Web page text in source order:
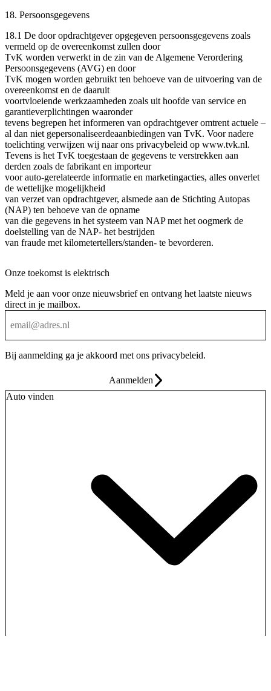
18. Persoonsgegevens
18.1 De door opdrachtgever opgegeven persoonsgegevens zoals
vermeld op de overeenkomst zullen door
TvK worden verwerkt in de zin van de Algemene Verordering
Persoonsgegevens (AVG) en door
TvK mogen worden gebruikt ten behoeve van de uitvoering van de
overeenkomst en de daaruit
voortvloeiende werkzaamheden zoals uit hoofde van service en
garantieverplichtingen waaronder
tevens begrepen het informeren van opdrachtgever omtrent actuele –
al dan niet gepersonaliseerdeaanbiedingen van TvK. Voor nadere
toelichting verwijzen wij naar ons privacybeleid op www.tvk.nl.
Tevens is het TvK toegestaan de gegevens te verstrekken aan
derden zoals de fabrikant en importeur
voor auto-gerelateerde informatie en marketingacties, alles onverlet
de wettelijke mogelijkheid
van verzet van opdrachtgever, alsmede aan de Stichting Autopas
(NAP) ten behoeve van de opname
van die gegevens in het systeem van NAP met het oogmerk de
doelstelling van de NAP- het bestrijden
van fraude met kilometertellers/standen- te bevorderen.
Onze toekomst is elektrisch
Meld je aan voor onze nieuwsbrief en ontvang het laatste nieuws
direct in je mailbox.
Bij aanmelding ga je akkoord met ons privacybeleid.
Aanmelden
Auto vinden